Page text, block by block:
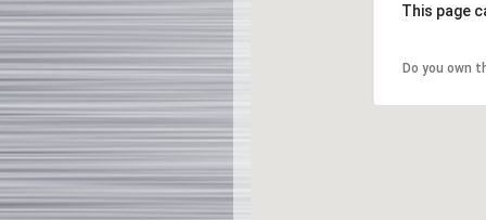
This page
Do you own